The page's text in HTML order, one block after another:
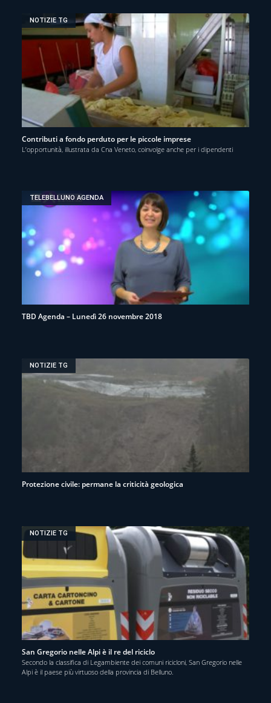
NOTIZIE TG
Contributi a fondo perduto per le piccole imprese
L’opportunità, illustrata da Cna Veneto, coinvolge anche per i dipendenti
TELEBELLUNO AGENDA
TBD Agenda – Lunedì 26 novembre 2018
NOTIZIE TG
Protezione civile: permane la criticità geologica
NOTIZIE TG
San Gregorio nelle Alpi è il re del riciclo
Secondo la classifica di Legambiente dei comuni ricicloni, San Gregorio nelle
Alpi è il paese più virtuoso della provincia di Belluno.